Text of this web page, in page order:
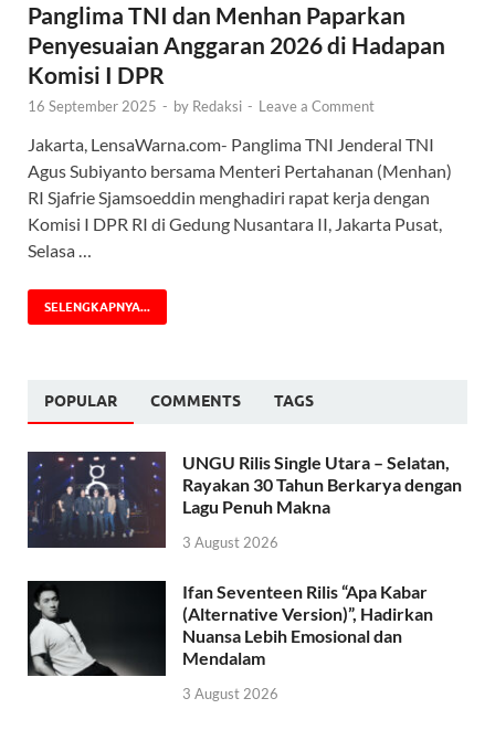
Panglima TNI dan Menhan Paparkan
Penyesuaian Anggaran 2026 di Hadapan
Komisi I DPR
16 September 2025 - by Redaksi - Leave a Comment
Jakarta, LensaWarna.com- Panglima TNI Jenderal TNI
Agus Subiyanto bersama Menteri Pertahanan (Menhan)
RI Sjafrie Sjamsoeddin menghadiri rapat kerja dengan
Komisi I DPR RI di Gedung Nusantara II, Jakarta Pusat,
Selasa …
SELENGKAPNYA...
POPULAR COMMENTS TAGS
UNGU Rilis Single Utara – Selatan,
Rayakan 30 Tahun Berkarya dengan
Lagu Penuh Makna
3 August 2026
Ifan Seventeen Rilis “Apa Kabar
(Alternative Version)”, Hadirkan
Nuansa Lebih Emosional dan
Mendalam
3 August 2026